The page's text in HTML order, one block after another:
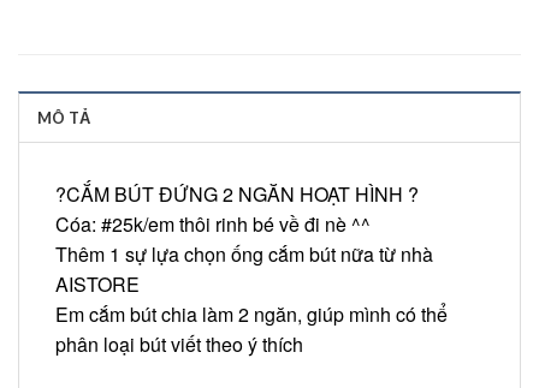
MÔ TẢ
?CẮM BÚT ĐỨNG 2 NGĂN HOẠT HÌNH ?
Cóa: #25k/em thôi rinh bé về đi nè ^^
Thêm 1 sự lựa chọn ống cắm bút nữa từ nhà
AISTORE
Em cắm bút chia làm 2 ngăn, giúp mình có thể
phân loại bút viết theo ý thích